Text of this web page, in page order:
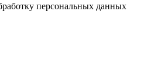
персональных данных